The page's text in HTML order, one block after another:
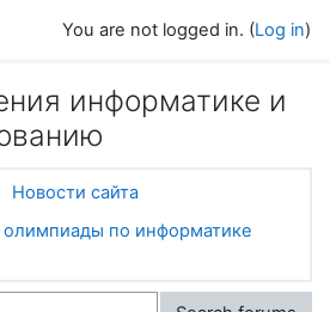
You are not logged in. (Log in)
информатике и
Новости сайта
по информатике